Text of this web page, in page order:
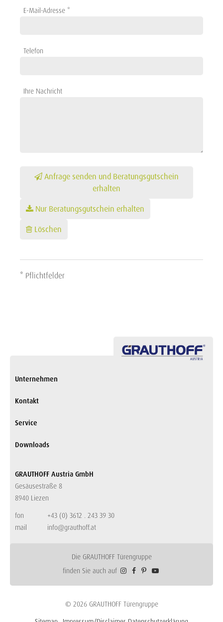
E-Mail-Adresse *
Telefon
Ihre Nachricht
Anfrage senden und Beratungsgutschein
erhalten
Nur Beratungsgutschein erhalten
Löschen
* Pflichtfelder
Unternehmen
Kontakt
Service
Downloads
GRAUTHOFF Austria GmbH
Gesäusestraße 8
8940 Liezen
fon
+43 (0) 3612 . 243 39 30
mail
info@grauthoff.at
Die GRAUTHOFF Türengruppe
finden Sie auch auf
© 2026 GRAUTHOFF Türengruppe